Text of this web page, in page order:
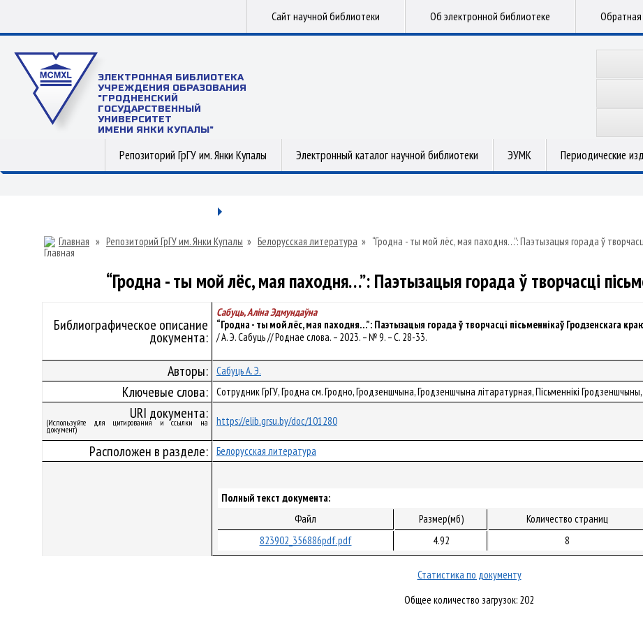
Сайт научной библиотеки Об электронной библиотеке Обратная
ЭЛЕКТРОННАЯ БИБЛИОТЕКА
УЧРЕЖДЕНИЯ ОБРАЗОВАНИЯ
"ГРОДНЕНСКИЙ
ГОСУДАРСТВЕННЫЙ
УНИВЕРСИТЕТ
ИМЕНИ ЯНКИ КУПАЛЫ"
Репозиторий ГрГУ им. Янки Купалы Электронный каталог научной библиотеки ЭУМК Периодические
Главная » Репозиторий ГрГУ им. Янки Купалы » Белорусская литература » “Гродна - ты мой лёс, мая паходня…”: Паэтызацыя горада ў
“Гродна - ты мой лёс, мая паходня…”: Паэтызацыя горада ў творчасці
Библиографическое описание
документа:
Сабуць, Аліна Эдмундаўна
“Гродна - ты мой лёс, мая паходня…”: Паэтызацыя горада ў творчасці пісьменнікаў Гродзенскага
/ А. Э. Сабуць // Роднае слова. – 2023. – № 9. – С. 28-33.
Авторы: Сабуць А. Э.
Ключевые слова: Сотрудник ГрГУ, Гродна см. Гродно, Гродзеншчына, Гродзеншчына літаратурная, Пісьменнікі
URI документа:
(Используйте для цитирования и ссылки на
документ)
https://elib.grsu.by/doc/101280
Расположен в разделе: Белорусская литература
Полный текст документа:
Файл
Размер(мб) Количество страниц
823902_356886pdf.pdf
4.92 8
Статистика по документу
Общее количество загрузок: 202